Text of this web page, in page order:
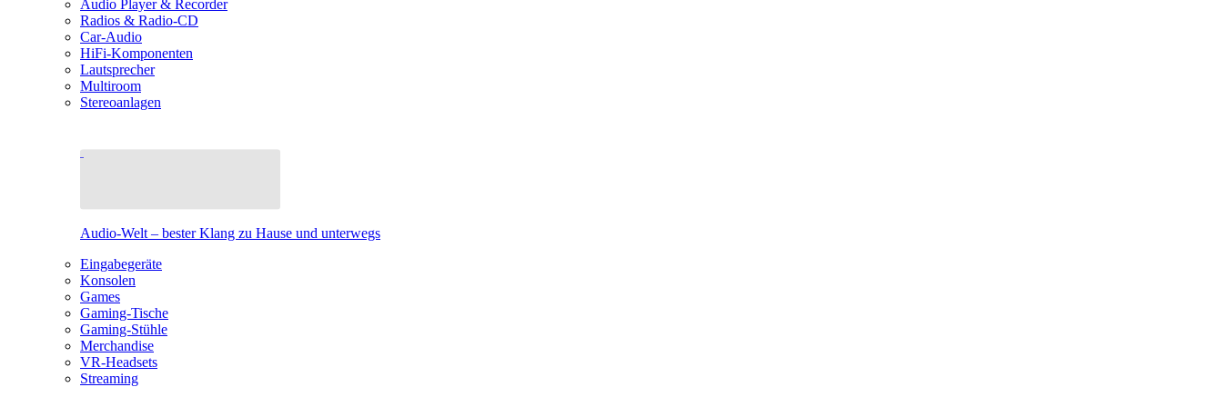
Audio Player & Recorder
Radios & Radio-CD
Car-Audio
HiFi-Komponenten
Lautsprecher
Multiroom
Stereoanlagen
Audio-Welt – bester Klang zu Hause und unterwegs
Eingabegeräte
Konsolen
Games
Gaming-Tische
Gaming-Stühle
Merchandise
VR-Headsets
Streaming